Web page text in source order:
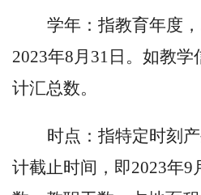
学年：指教育年度
2023年8月31日。如教
计汇总数。
时点：指特定时刻
计截止时间，即2023年9